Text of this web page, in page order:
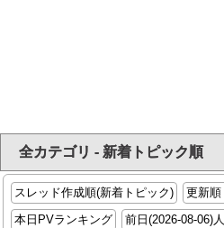
全カテゴリ - 新着トピック順
スレッド作成順(新着トピック)
更新順
本日PVランキング
前日(2026-08-06)